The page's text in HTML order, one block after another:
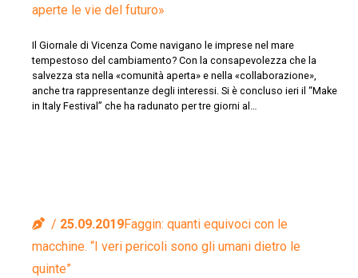
aperte le vie del futuro»
Il Giornale di Vicenza Come navigano le imprese nel mare
tempestoso del cambiamento? Con la consapevolezza che la
salvezza sta nella «comunità aperta» e nella «collaborazione»,
anche tra rappresentanze degli interessi. Si è concluso ieri il “Make
in Italy Festival” che ha radunato per tre giorni al…
25.09.2019Faggin: quanti equivoci con le
macchine. “I veri pericoli sono gli umani dietro le
quinte”